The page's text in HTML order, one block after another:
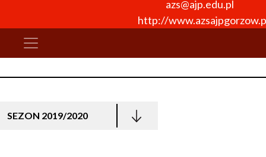
azs@ajp.edu.pl
http://
SEZON 2019/2020